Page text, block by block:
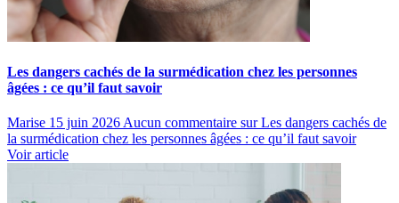
Les dangers cachés de la surmédication chez les personnes
âgées : ce qu’il faut savoir
Marise 15 juin 2026 Aucun commentaire sur Les dangers cachés de
la surmédication chez les personnes âgées : ce qu’il faut savoir
Voir article